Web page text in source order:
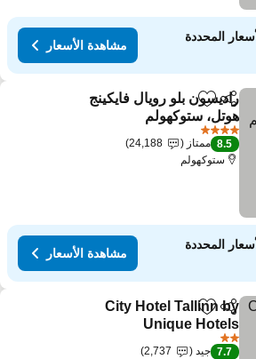
المحددة
مشاهدة الأسعار
مشاركةAdd to favorites
راديسون بلو رويال فايكينج
هوتل، ستوكهولم
8.5 ممتاز
24,188
ستوكهولم
المحددة
مشاهدة الأسعار
مشاركةAdd to favorites
City Hotel Tallinn by
Unique Hotels
7.7 جيد
2,737